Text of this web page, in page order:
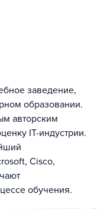
заведение,
образовании.
авторским
IT-индустрии.
Cisco,
обучения.